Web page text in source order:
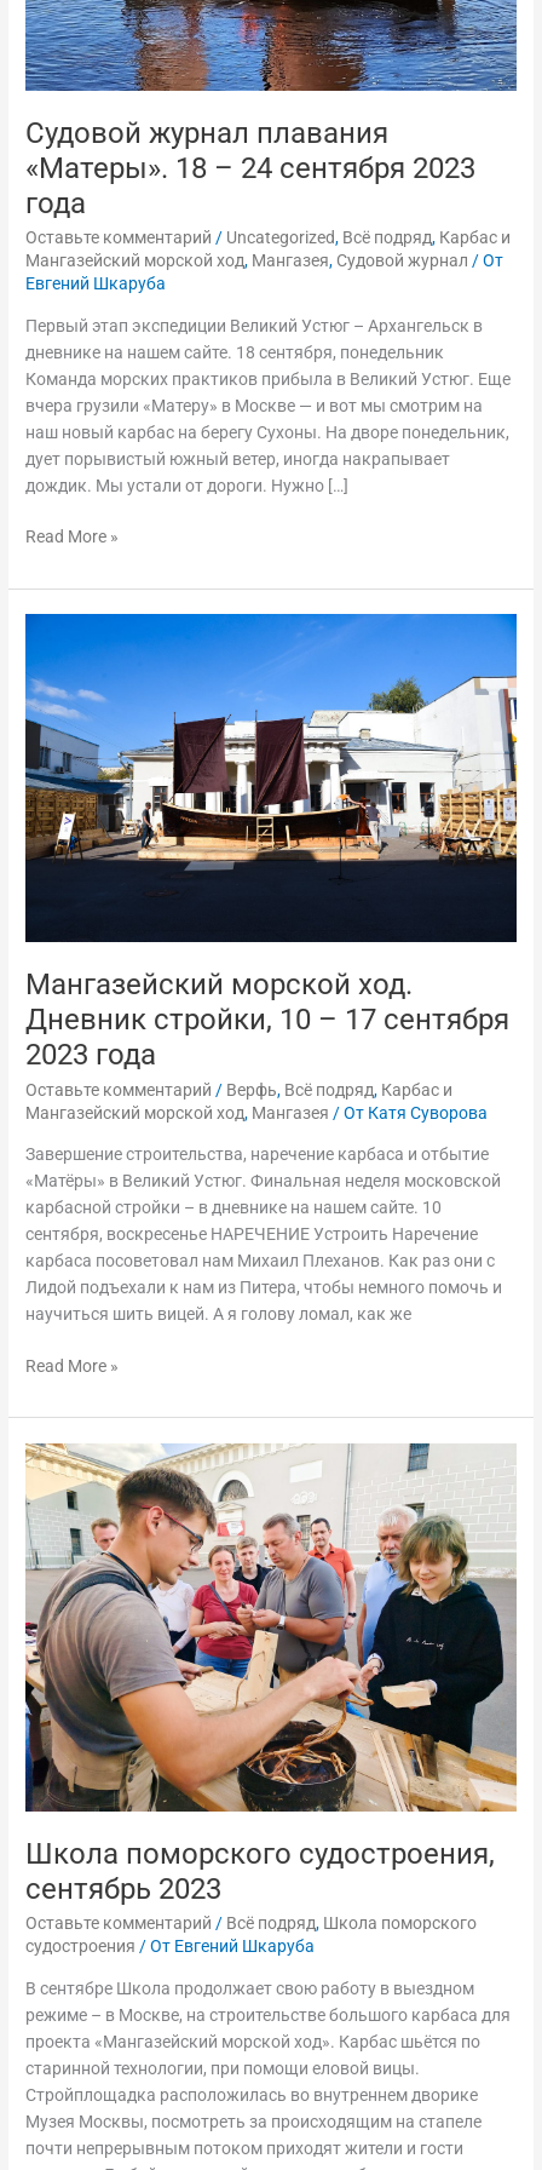
Судовой журнал плавания
«Матеры». 18 – 24 сентября 2023
года
Оставьте комментарий / Uncategorized, Всё подряд, Карбас и
Мангазейский морской ход, Мангазея, Судовой журнал / От
Евгений Шкаруба
Первый этап экспедиции Великий Устюг – Архангельск в
дневнике на нашем сайте. 18 сентября, понедельник
Команда морских практиков прибыла в Великий Устюг. Еще
вчера грузили «Матеру» в Москве — и вот мы смотрим на
наш новый карбас на берегу Сухоны. На дворе понедельник,
дует порывистый южный ветер, иногда накрапывает
дождик. Мы устали от дороги. Нужно […]
Read More »
Мангазейский морской ход.
Дневник стройки, 10 – 17 сентября
2023 года
Оставьте комментарий / Верфь, Всё подряд, Карбас и
Мангазейский морской ход, Мангазея / От Катя Суворова
Завершение строительства, наречение карбаса и отбытие
«Матёры» в Великий Устюг. Финальная неделя московской
карбасной стройки – в дневнике на нашем сайте. 10
сентября, воскресенье НАРЕЧЕНИЕ Устроить Наречение
карбаса посоветовал нам Михаил Плеханов. Как раз они с
Лидой подъехали к нам из Питера, чтобы немного помочь и
научиться шить вицей. А я голову ломал, как же
морской
ход.
Дневник
стройки,
10
–
17
сентября
2023
Read More »
Школа поморского судостроения,
сентябрь 2023
Оставьте комментарий / Всё подряд, Школа поморского
судостроения / От Евгений Шкаруба
В сентябре Школа продолжает свою работу в выездном
режиме – в Москве, на строительстве большого карбаса для
проекта «Мангазейский морской ход». Карбас шьётся по
старинной технологии, при помощи еловой вицы.
Стройплощадка расположилась во внутреннем дворике
Музея Москвы, посмотреть за происходящим на стапеле
почти непрерывным потоком приходят жители и гости
Школа
поморского
судостроения,
сентябрь
2023